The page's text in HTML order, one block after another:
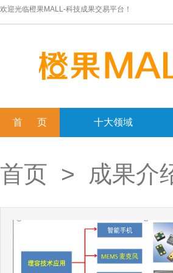
欢迎光临橙果MALL-科技成果交易平台！
首 页 十大领域
首页 > 成果介